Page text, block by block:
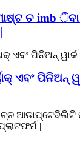
ଚ imb ିବା
ଏବଂ ପିନିଅନ୍